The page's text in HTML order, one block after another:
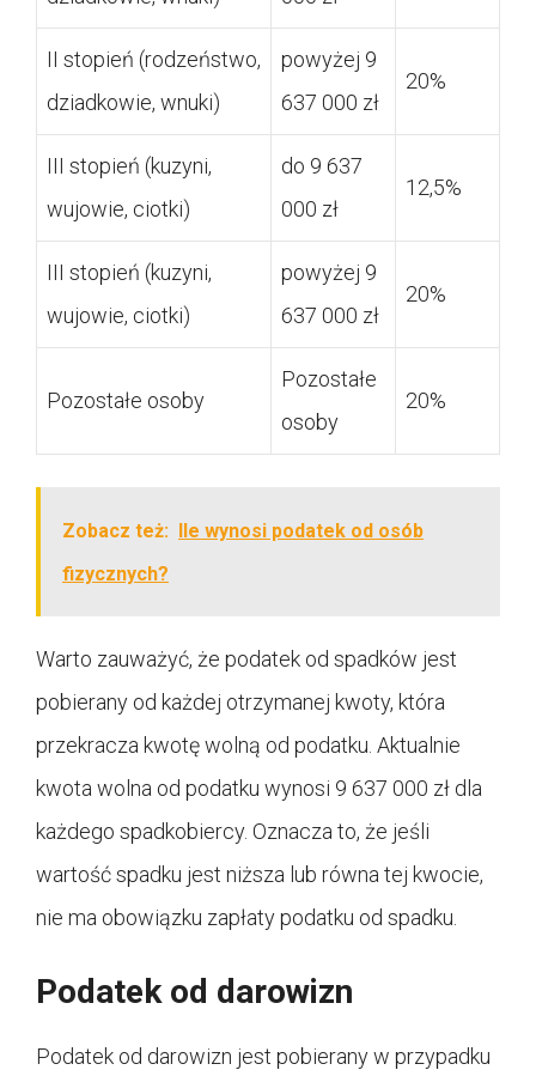
II stopień (rodzeństwo,
dziadkowie, wnuki)
powyżej 9
637 000 zł
20%
III stopień (kuzyni,
wujowie, ciotki)
do 9 637
000 zł
12,5%
III stopień (kuzyni,
wujowie, ciotki)
powyżej 9
637 000 zł
20%
Pozostałe osoby
Pozostałe
osoby
20%
Zobacz też: Ile wynosi podatek od osób
fizycznych?
Warto zauważyć, że podatek od spadków jest
pobierany od każdej otrzymanej kwoty, która
przekracza kwotę wolną od podatku. Aktualnie
kwota wolna od podatku wynosi 9 637 000 zł dla
każdego spadkobiercy. Oznacza to, że jeśli
wartość spadku jest niższa lub równa tej kwocie,
nie ma obowiązku zapłaty podatku od spadku.
Podatek od darowizn
Podatek od darowizn jest pobierany w przypadku